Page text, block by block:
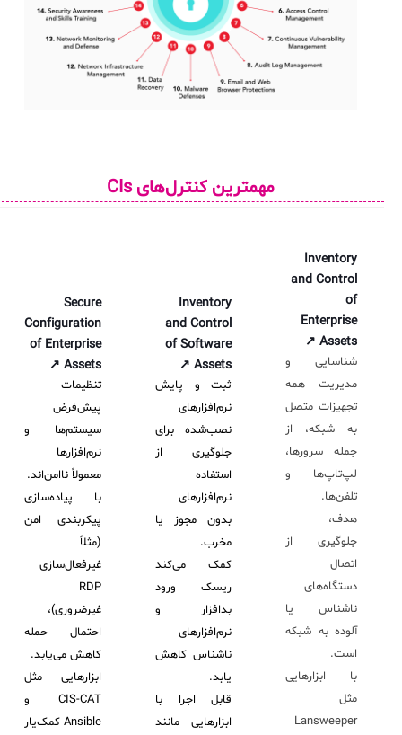
مهمترین کنترل‌های CIs
Inventory
and Control
of
Enterprise
Assets ↗
شناسایی و
مدیریت همه
تجهیزات متصل
به شبکه، از
جمله سرورها،
لپ‌تاپ‌ها و
تلفن‌ها.
هدف،
جلوگیری از
اتصال
دستگاه‌های
ناشناس یا
آلوده به شبکه
است.
با ابزارهایی
مثل
Lansweeper
Inventory
and Control
of Software
Assets ↗
ثبت و پایش
نرم‌افزارهای
نصب‌شده برای
جلوگیری از
استفاده
نرم‌افزارهای
بدون مجوز یا
مخرب.
کمک می‌کند
ریسک ورود
بدافزار و
نرم‌افزارهای
ناشناس کاهش
یابد.
قابل اجرا با
ابزارهایی مانند
Secure
Configuration
of Enterprise
Assets ↗
تنظیمات
پیش‌فرض
سیستم‌ها و
نرم‌افزارها
معمولاً ناامن‌اند.
با پیاده‌سازی
پیکربندی امن
(مثلاً
غیرفعال‌سازی
RDP
غیرضروری)،
احتمال حمله
کاهش می‌یابد.
ابزارهایی مثل
CIS-CAT و
Ansible کمک‌یار